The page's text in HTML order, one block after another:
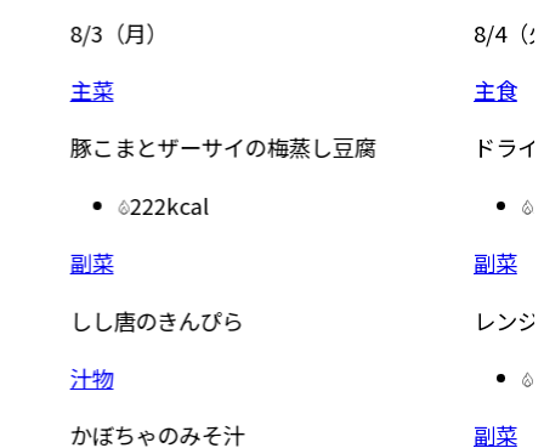
8/3 （月）
主菜
豚こまとザーサイの梅蒸し豆腐
222kcal
副菜
しし唐のきんぴら
汁物
かぼちゃのみそ汁
8/4（
主食
ドラ
副菜
レン
副菜